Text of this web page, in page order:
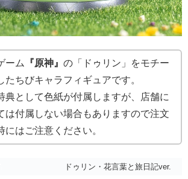
ーム 『原神』の「ドゥリン」をモチー
たちびキャラフィギュアです。
典として色紙が付属しますが、店舗に
は付属しない場合もありますので注文
にはご注意ください。
ドゥリン・花言葉と旅日記ver.